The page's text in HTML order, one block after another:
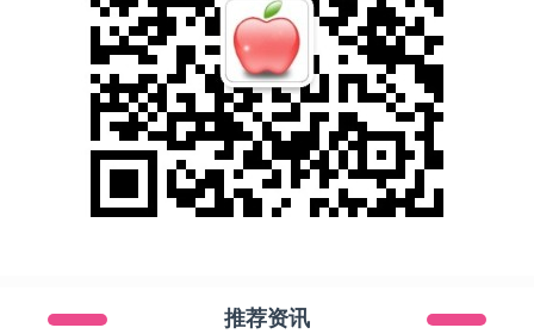
推荐资讯